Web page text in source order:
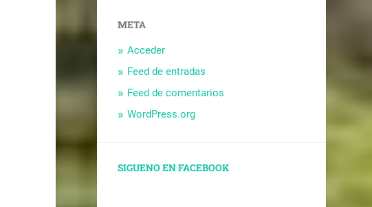
META
Acceder
Feed de entradas
Feed de comentarios
WordPress.org
SIGUENO EN FACEBOOK